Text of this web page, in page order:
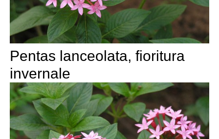
Pentas lanceolata, fioritura
invernale